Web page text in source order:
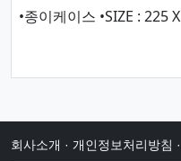
•종이케이스 •SIZE : 225
회사소개 · 개인정보처리방침 ·